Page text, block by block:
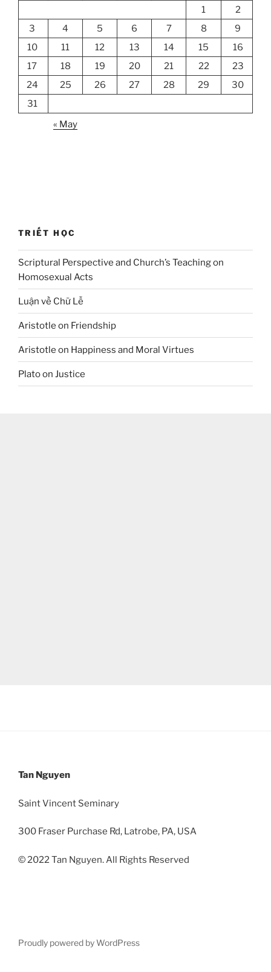
1
2
3
4 5 6 7 8
9
10
11 12 13 14 15
16
17
18 19 20 21 22
23
24
25 26 27 28 29
30
31
« May
TRIẾT HỌC
Scriptural Perspective and Church’s Teaching on
Homosexual Acts
Luận về Chữ Lễ
Aristotle on Friendship
Aristotle on Happiness and Moral Virtues
Plato on Justice
Tan Nguyen
Saint Vincent Seminary
300 Fraser Purchase Rd, Latrobe, PA, USA
© 2022 Tan Nguyen. All Rights Reserved
Proudly powered by WordPress